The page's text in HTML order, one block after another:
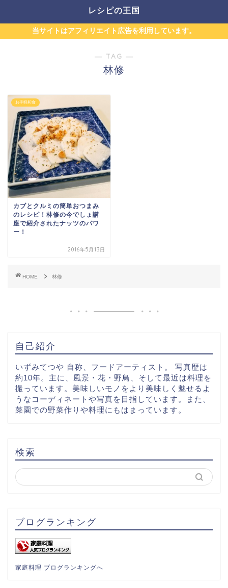
レシピの王国
当サイトはアフィリエイト広告を利用しています。
― TAG ―
林修
お手軽和食
カブとクルミの簡単おつまみ
のレシピ！林修の今でしょ講
座で紹介されたナッツのパワ
ー！
2016年5月13日
HOME 林修
自己紹介
いずみてつや 自称、フードアーティスト。 写真歴は
約10年。主に、風景・花・野鳥、そして最近は料理を
撮っています。美味しいモノをより美味しく魅せるよ
うなコーディネートや写真を目指しています。また、
菜園での野菜作りや料理にもはまっています。
検索
ブログランキング
家庭料理 ブログランキングへ